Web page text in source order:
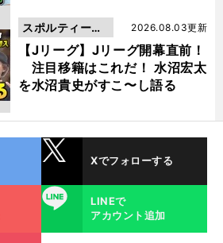
【Jリーグ】Jリーグ開幕直前！
注目移籍はこれだ！ 水沼宏太
を水沼貴史がすこ〜し語る
2026.08.03更新
スポルティーバ
動画
Xでフォローする
LINE
LINEで
アカウント追加